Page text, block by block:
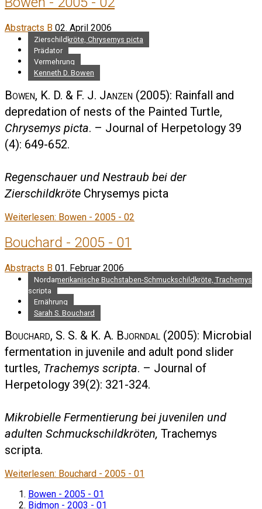
Abstracts B 02. April 2006
Zierschildkröte, Chrysemys picta
Prädator
Vermehrung
Kenneth D. Bowen
Bowen, K. D. & F. J. Janzen (2005): Rainfall and
depredation of nests of the Painted Turtle,
Chrysemys picta. – Journal of Herpetology 39
(4): 649-652.
Regenschauer und Nestraub bei der
Zierschildkröte Chrysemys picta
Weiterlesen: Bowen - 2005 - 02
Bouchard - 2005 - 01
Abstracts B 01. Februar 2006
Nordamerikanische Buchstaben-Schmuckschildkröte, Trachemys
scripta
Ernährung
Sarah S. Bouchard
Bouchard, S. S. & K. A. Bjorndal (2005): Microbial
fermentation in juvenile and adult pond slider
turtles, Trachemys scripta. – Journal of
Herpetology 39(2): 321-324.
Mikrobielle Fermentierung bei juvenilen und
adulten Schmuckschildkröten, Trachemys
scripta.
Weiterlesen: Bouchard - 2005 - 01
Bowen - 2005 - 01
Bidmon - 2003 - 01